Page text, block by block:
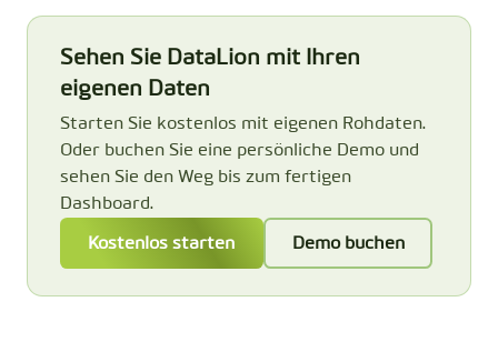
Sehen Sie DataLion mit Ihren
eigenen Daten
Starten Sie kostenlos mit eigenen Rohdaten.
Oder buchen Sie eine persönliche Demo und
sehen Sie den Weg bis zum fertigen
Dashboard.
Kostenlos starten Demo buchen